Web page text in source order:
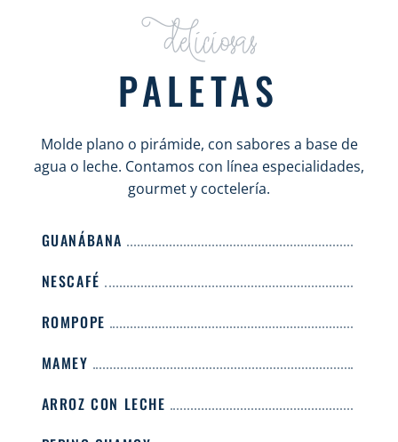
Deliciosas
PALETAS
Molde plano o pirámide, con sabores a base de
agua o leche. Contamos con línea especialidades,
gourmet y coctelería.
GUANÁBANA
NESCAFÉ
ROMPOPE
MAMEY
ARROZ CON LECHE